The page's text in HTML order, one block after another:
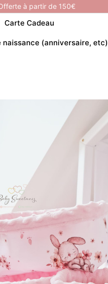
à partir de 150€
Carte Cadeau
naissance (anniversaire, etc)